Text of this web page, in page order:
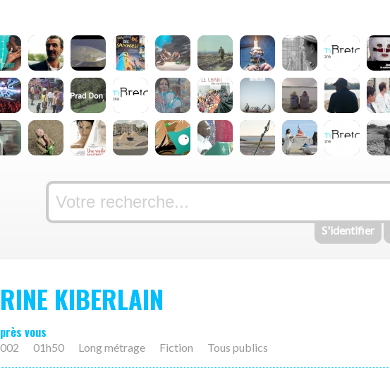
S'identifier
KIBERLAIN
vous
01h50 Long métrage Fiction Tous publics